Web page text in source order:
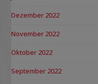
Dezember 2022
November 2022
Oktober 2022
September 2022